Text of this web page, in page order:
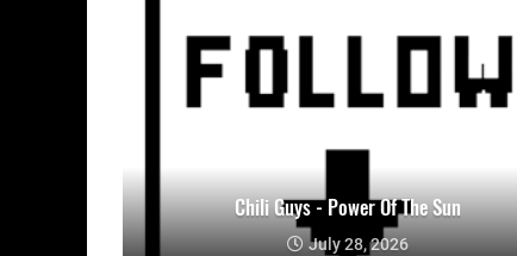
Chili Guys - Power Of The Sun
July 28, 2026